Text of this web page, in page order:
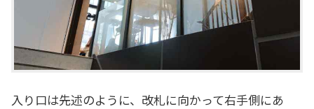
入り口は先述のように、改札に向かって右手側にあ